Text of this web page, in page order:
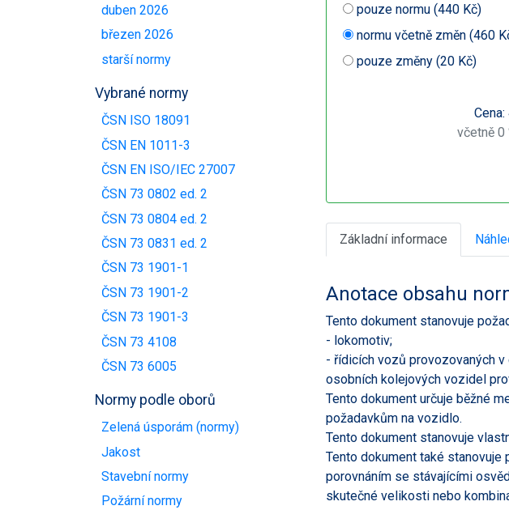
duben 2026
březen 2026
starší normy
Vybrané normy
ČSN ISO 18091
ČSN EN 1011-3
ČSN EN ISO/IEC 27007
ČSN 73 0802 ed. 2
ČSN 73 0804 ed. 2
ČSN 73 0831 ed. 2
ČSN 73 1901-1
ČSN 73 1901-2
ČSN 73 1901-3
ČSN 73 4108
ČSN 73 6005
Normy podle oborů
Zelená úsporám (normy)
Jakost
Stavební normy
Požární normy
pouze normu (440 Kč)
normu včetně změn (460
pouze změny (20 Kč)
Cena:
včetně 0
Základní informace
Anotace obsahu
Tento dokument stanovuje
- lokomotiv;
- řídicích vozů provozovaných
osobních kolejových vozidel
Tento dokument určuje běžné
požadavkům na vozidlo.
Tento dokument stanovuje
Tento dokument také
porovnáním se stávajícími
skutečné velikosti nebo